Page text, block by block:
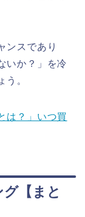
ンスであり
いか？」を冷
う。
は？」いつ買
【まと